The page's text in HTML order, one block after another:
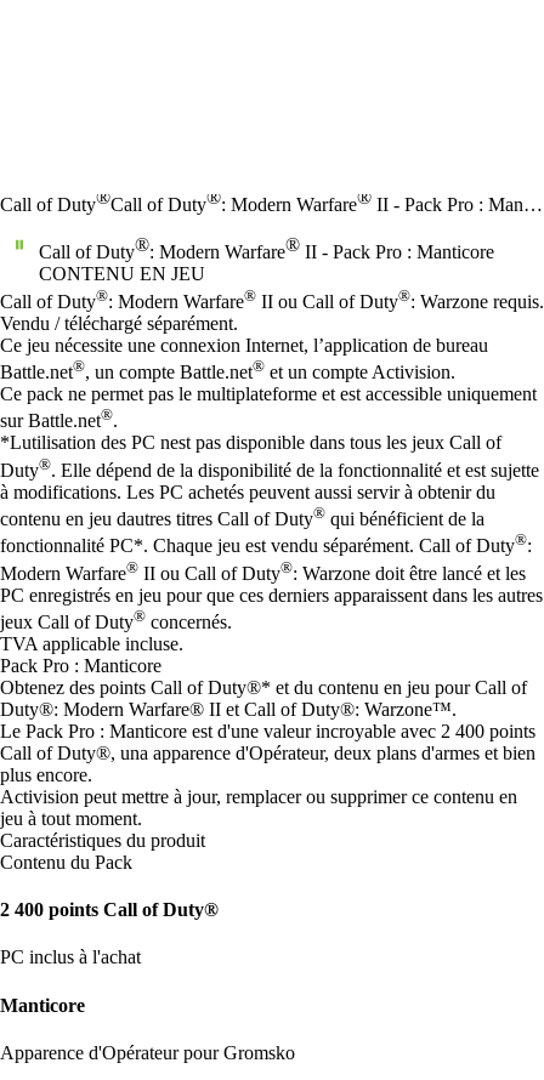
Call of Duty®Call of Duty®: Modern Warfare® II - Pack Pro : Manticore
Call of Duty®: Modern Warfare® II - Pack Pro : Manticore
CONTENU EN JEU
Prix
Available actions
Call of Duty®: Modern Warfare® II ou Call of Duty®: Warzone requis.
Vendu / téléchargé séparément.
Ce jeu nécessite une connexion Internet, l’application de bureau
Battle.net®, un compte Battle.net® et un compte Activision.
Ce pack ne permet pas le multiplateforme et est accessible uniquement
sur Battle.net®.
*Lutilisation des PC nest pas disponible dans tous les jeux Call of
Duty®. Elle dépend de la disponibilité de la fonctionnalité et est sujette
à modifications. Les PC achetés peuvent aussi servir à obtenir du
contenu en jeu dautres titres Call of Duty® qui bénéficient de la
fonctionnalité PC*. Chaque jeu est vendu séparément. Call of Duty®:
Modern Warfare® II ou Call of Duty®: Warzone doit être lancé et les
PC enregistrés en jeu pour que ces derniers apparaissent dans les autres
jeux Call of Duty® concernés.
TVA applicable incluse.
Pack Pro : Manticore
Obtenez des points Call of Duty®* et du contenu en jeu pour Call of
Duty®: Modern Warfare® II et Call of Duty®: Warzone™.
Le Pack Pro : Manticore est d'une valeur incroyable avec 2 400 points
Call of Duty®, una apparence d'Opérateur, deux plans d'armes et bien
plus encore.
Activision peut mettre à jour, remplacer ou supprimer ce contenu en
jeu à tout moment.
Caractéristiques du produit
Contenu du Pack
2 400 points Call of Duty®
PC inclus à l'achat
Manticore
Apparence d'Opérateur pour Gromsko